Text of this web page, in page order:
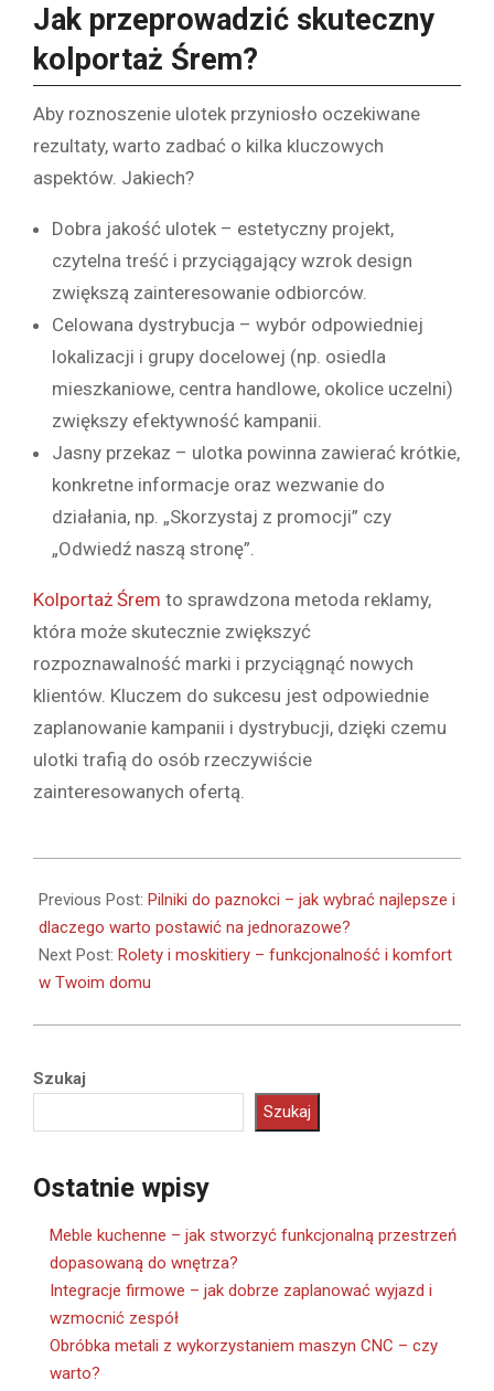
Jak przeprowadzić skuteczny
kolportaż Śrem?
Aby roznoszenie ulotek przyniosło oczekiwane
rezultaty, warto zadbać o kilka kluczowych
aspektów. Jakiech?
Dobra jakość ulotek – estetyczny projekt,
czytelna treść i przyciągający wzrok design
zwiększą zainteresowanie odbiorców.
Celowana dystrybucja – wybór odpowiedniej
lokalizacji i grupy docelowej (np. osiedla
mieszkaniowe, centra handlowe, okolice uczelni)
zwiększy efektywność kampanii.
Jasny przekaz – ulotka powinna zawierać krótkie,
konkretne informacje oraz wezwanie do
działania, np. „Skorzystaj z promocji” czy
„Odwiedź naszą stronę”.
Kolportaż Śrem to sprawdzona metoda reklamy,
która może skutecznie zwiększyć
rozpoznawalność marki i przyciągnąć nowych
klientów. Kluczem do sukcesu jest odpowiednie
zaplanowanie kampanii i dystrybucji, dzięki czemu
ulotki trafią do osób rzeczywiście
zainteresowanych ofertą.
03-
19
Previous Post: Pilniki do paznokci – jak wybrać najlepsze i
dlaczego warto postawić na jednorazowe?
Next Post: Rolety i moskitiery – funkcjonalność i komfort
w Twoim domu
Szukaj
Szukaj
Ostatnie wpisy
Meble kuchenne – jak stworzyć funkcjonalną przestrzeń
dopasowaną do wnętrza?
Integracje firmowe – jak dobrze zaplanować wyjazd i
wzmocnić zespół
Obróbka metali z wykorzystaniem maszyn CNC – czy
warto?